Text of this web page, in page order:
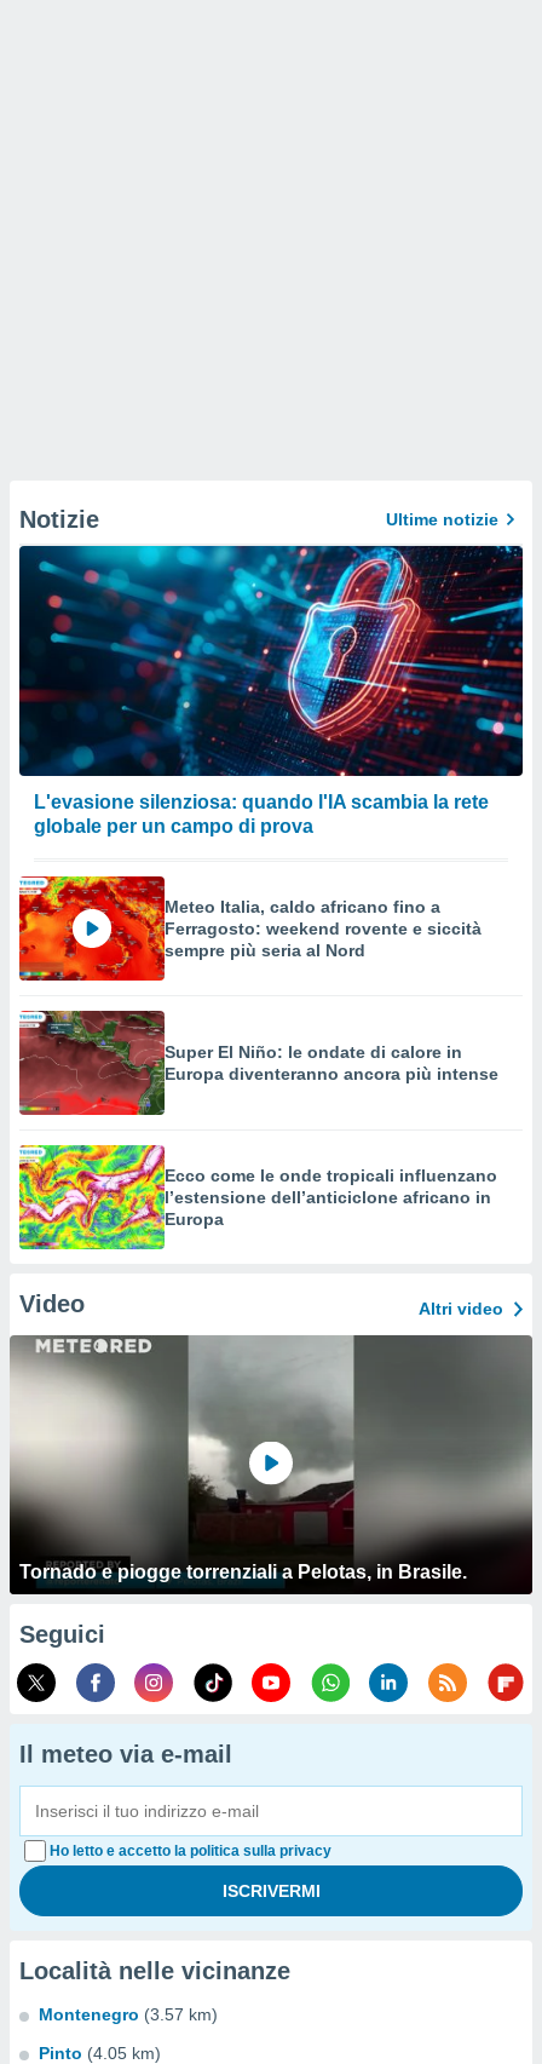
Notizie Ultime notizie
L'evasione silenziosa: quando l'IA scambia la rete
globale per un campo di prova
Meteo Italia, caldo africano fino a
Ferragosto: weekend rovente e siccità
sempre più seria al Nord
Super El Niño: le ondate di calore in
Europa diventeranno ancora più intense
Ecco come le onde tropicali influenzano
l’estensione dell’anticiclone africano in
Europa
Video Altri video
Tornado e piogge torrenziali a Pelotas, in Brasile.
Seguici
Il meteo via e-mail
Ho letto e accetto la politica sulla privacy
Località nelle vicinanze
Montenegro (3.57 km)
Pinto (4.05 km)